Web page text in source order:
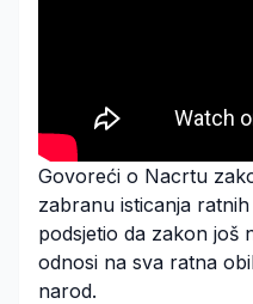
Govoreći o Nacrtu
zabranu isticanja
podsjetio da zakon još
odnosi na sva ratna
narod.